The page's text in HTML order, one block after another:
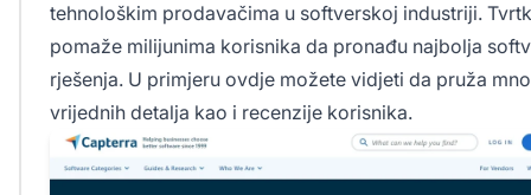
tehnološkim prodavačima u softverskoj industriji.
pomaže milijunima korisnika da pronađu najbolja
rješenja. U primjeru ovdje možete vidjeti da pruža
vrijednih detalja kao i recenzije korisnika.